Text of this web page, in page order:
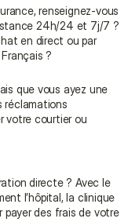
renseignez-vous
24h/24 et 7j/7 ?
en direct ou par
?
que vous ayez une
réclamations
votre courtier ou
directe ? Avec le
l’hôpital, la clinique
payer des frais de votre